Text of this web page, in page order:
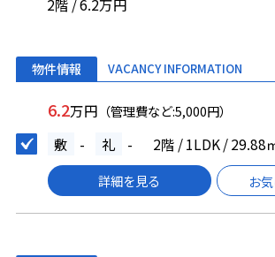
2階 / 6.2万円
物件情報 VACANCY INFORMATION
6.2万円 （管理費など:5,000円）
敷 - 礼 - 2階 / 1LDK / 29.88
詳細を見る お